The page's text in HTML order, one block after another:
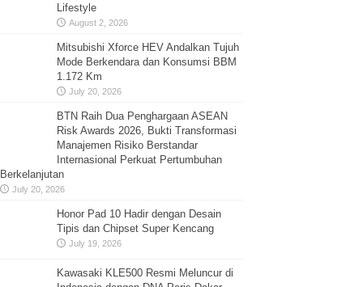
Lifestyle
August 2, 2026
Mitsubishi Xforce HEV Andalkan Tujuh
Mode Berkendara dan Konsumsi BBM
1.172 Km
July 20, 2026
BTN Raih Dua Penghargaan ASEAN
Risk Awards 2026, Bukti Transformasi
Manajemen Risiko Berstandar
Internasional Perkuat Pertumbuhan
Berkelanjutan
July 20, 2026
Honor Pad 10 Hadir dengan Desain
Tipis dan Chipset Super Kencang
July 19, 2026
Kawasaki KLE500 Resmi Meluncur di